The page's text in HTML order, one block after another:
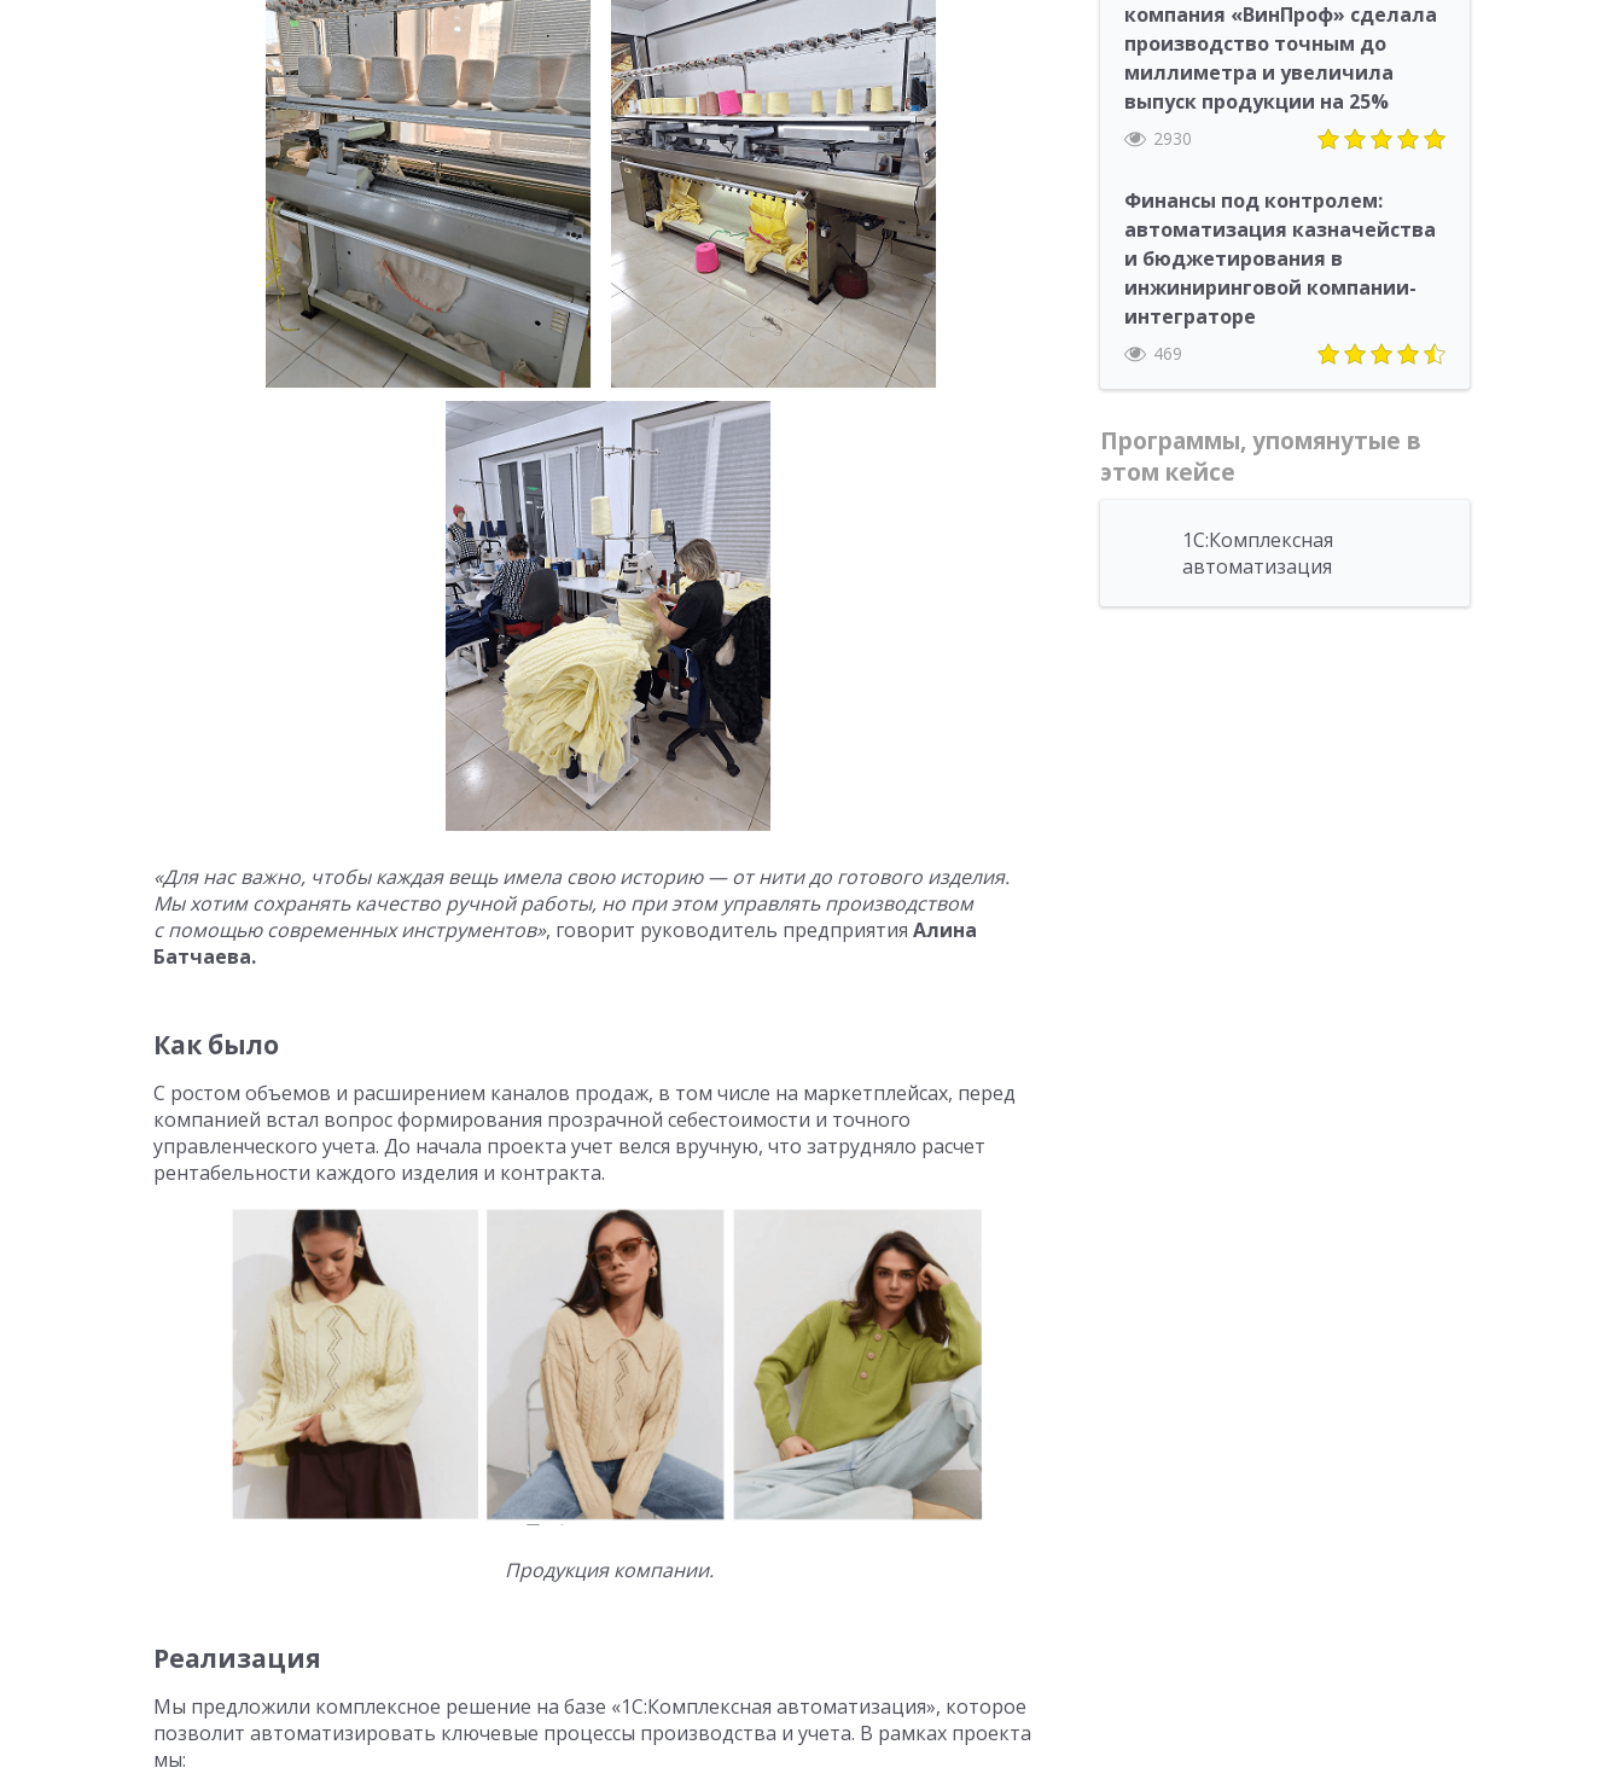
«Для нас важно, чтобы каждая вещь имела свою историю — от нити до готового изделия.
Мы хотим сохранять качество ручной работы, но при этом управлять производством
с помощью современных инструментов», говорит руководитель предприятия Алина
Батчаева.
Как было
С ростом объемов и расширением каналов продаж, в том числе на маркетплейсах, перед
компанией встал вопрос формирования прозрачной себестоимости и точного
управленческого учета. До начала проекта учет велся вручную, что затрудняло расчет
рентабельности каждого изделия и контракта.
Продукция компании.
Реализация
Мы предложили комплексное решение на базе «1С:Комплексная автоматизация», которое
позволит автоматизировать ключевые процессы производства и учета. В рамках проекта
мы:
компания «ВинПроф» сделала
производство точным до
миллиметра и увеличила
выпуск продукции на 25%
2930
Финансы под контролем:
автоматизация казначейства
и бюджетирования в
инжиниринговой компании-
интеграторе
469
Программы, упомянутые в
этом кейсе
1С:Комплексная
автоматизация